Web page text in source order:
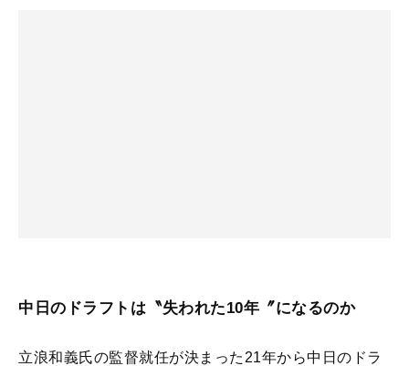
中日のドラフトは〝失われた10年〞になるのか
立浪和義氏の監督就任が決まった21年から中日のドラ